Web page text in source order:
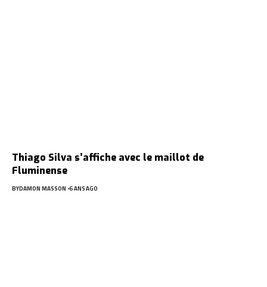
Thiago Silva s’affiche avec le maillot de
Fluminense
BYDAMON MASSON 6 ANS AGO